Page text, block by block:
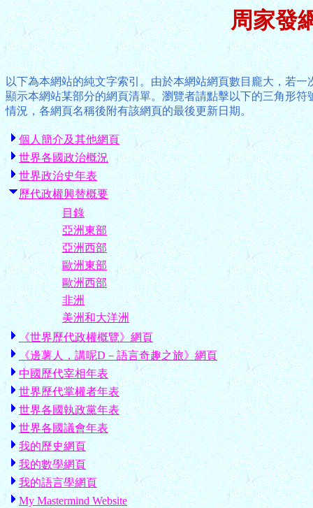
周家發
以下為本網站的純文字索引。由於本網站網頁數目龐大，若
顯示本網站某部分的網頁清單。瀏覽者請點擊以下的三角形
情況，各網頁名稱後附有該網頁的最後更新日期。
個人簡介及其他網頁
世界各國政治概況
世界政治史年表
歷代政權興替概要
目錄
亞洲東部
亞洲西部
歐洲東部
歐洲西部
非洲
美洲和大洋洲
《世界歷代政權概覽》網頁
《邊薯人，講呢D－語言奇趣之旅》網頁
中國歷代宰相年表
世界歷代掌權者年表
世界各國執政黨年表
世界各國議會年表
我的歷史網頁
我的數學網頁
我的語言學網頁
My Mastermind Website